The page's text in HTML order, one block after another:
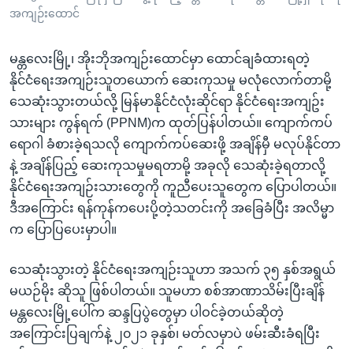
ရှာဖွေ
သို့
ကျော်
ရန်
အကျဉ်းထောင်
မန္တလေးမြို့၊ အိုးဘိုအကျဉ်းထောင်မှာ ထောင်ချခံထားရတဲ့
နိုင်ငံရေးအကျဉ်းသူတယောက် ဆေးကုသမှု မလုံလောက်တာမို့
သေဆုံးသွားတယ်လို့ မြန်မာနိုင်ငံလုံးဆိုင်ရာ နိုင်ငံရေးအကျဥ်း
သားများ ကွန်ရက် (PPNM)က ထုတ်ပြန်ပါတယ်။ ကျောက်ကပ်
ရောဂါ ခံစားခဲ့ရသလို ကျောက်ကပ်ဆေးဖို့ အချိန်မှီ မလုပ်နိုင်တာ
နဲ့ အချိန်ပြည့် ဆေးကုသမှုမရတာမို့ အခုလို သေဆုံးခဲ့ရတာလို့
နိုင်ငံရေးအကျဉ်းသားတွေကို ကူညီပေးသူတွေက ပြောပါတယ်။
ဒီအကြောင်း ရန်ကုန်ကပေးပို့တဲ့သတင်းကို အခြေခံပြီး အလိမ္မာ
က ပြောပြပေးမှာပါ။
သေဆုံးသွားတဲ့ နိုင်ငံရေးအကျဉ်းသူဟာ အသက် ၃၅ နှစ်အရွယ်
မယဉ်မိုး ဆိုသူ ဖြစ်ပါတယ်။ သူမဟာ စစ်အာဏာသိမ်းပြီးချိန်
မန္တလေးမြို့ပေါ်က ဆန္ဒပြပွဲတွေမှာ ပါဝင်ခဲ့တယ်ဆိုတဲ့
အကြောင်းပြချက်နဲ့ ၂၀၂၁ ခုနှစ်၊ မတ်လမှာပဲ ဖမ်းဆီးခံရပြီး